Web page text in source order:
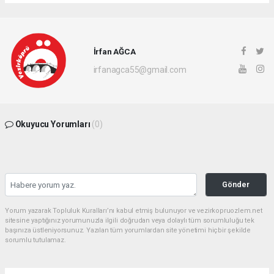
İrfan AĞCA
irfanagca55@gmail.com
Okuyucu Yorumları (0)
Gönder
Yorum yazarak Topluluk Kuralları’nı kabul etmiş bulunuyor ve vezirkopruozlem.net
sitesine yaptığınız yorumunuzla ilgili doğrudan veya dolaylı tüm sorumluluğu tek
başınıza üstleniyorsunuz. Yazılan tüm yorumlardan site yönetimi hiçbir şekilde
sorumlu tutulamaz.